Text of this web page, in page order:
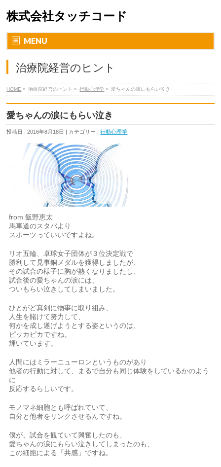
株式会社タッチコード
MENU
治療院経営のヒント
HOME » 治療院経営のヒント » 行動心理学 » 愛ちゃんの涙にもらい泣き
愛ちゃんの涙にもらい泣き
投稿日 : 2016年8月18日 | カテゴリー :行動心理学
from 飯野恵太
馬車道のスタバより
スポーツっていいですよね。
リオ五輪、卓球女子団体が３位決定戦で
勝利して見事銅メダルを獲得しましたが、
その試合の様子に胸が熱くなりましたし、
試合後の愛ちゃんの涙には、
ついもらい泣きしてしまいました。
ひとがど真剣に物事に取り組み、
人生を賭けて努力して、
何かを成し遂げようとする姿というのは、
ピッカピカですね。
輝いています。
人間には ミラーニューロンというものがあり
他者の行動に対して、まるで自分も同じ体験をしているかのよう
に
反応するらしいです。
モノマネ細胞とも呼ばれていて、
自分と他者をリンクさせるんですね。
僕が、試合を観ていて興奮したのも、
愛ちゃんの涙にもらい泣きしてしまったのも、
この細胞による「共感」ですね。